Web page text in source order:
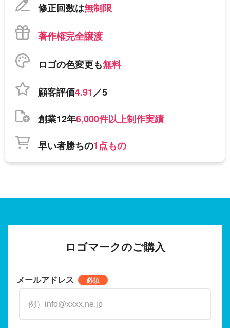
修正回数は無制限
著作権完全譲渡
ロゴの色変更も無料
顧客評価4.91／5
創業12年6,000件以上制作実績
早い者勝ちの1点もの
ロゴマークのご購入
メールアドレス